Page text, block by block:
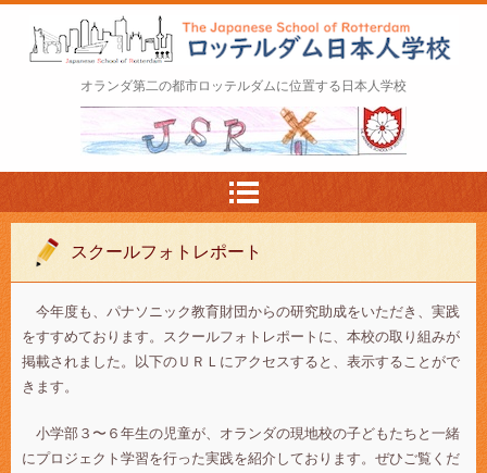
ロッテルダム日本人学校 The Japanese Schoo
l of Rotterdam
オランダ第二の都市ロッテルダムに位置する日本人学校
スクールフォトレポート
今年度も、パナソニック教育財団からの研究助成をいただき、実践
をすすめております。スクールフォトレポートに、本校の取り組みが
掲載されました。以下のＵＲＬにアクセスすると、表示することがで
きます。
小学部３〜６年生の児童が、オランダの現地校の子どもたちと一緒
にプロジェクト学習を行った実践を紹介しております。ぜひご覧くだ